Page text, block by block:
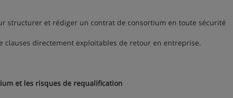
structurer et rédiger un contrat de consortium en toute sécurité
directement exploitables de retour en entreprise.
et les risques de requalification